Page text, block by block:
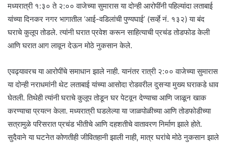
मध्यरात्री १:३० ते २:०० वाजेच्या सुमारास या दोन्ही आरोपींनी पहिल्यांदा लताबाई
यांच्या दिनकर नगर भागातील ‘आई-वडिलांची पुण्यघाई’ (सर्व्हे नं. १३२) या बंद
घराचे कुलूप तोडले. त्यांनी घरात प्रवेश करून साहित्याची प्रचंड तोडफोड केली
आणि घरात आग लावून देऊन मोठे नुकसान केले.
एवढ्यावरच या आरोपींचे समाधान झाले नाही. यानंतर रात्री २:०० वाजेच्या सुमारास
या दोन्ही नराधमांनी थेट लताबाई यांच्या आसोदा रोडवरील दुसऱ्या मुख्य घराकडे धाव
घेतली. तिथेही त्यांनी घराचे कुलूप तोडून घर पेटवून देण्याचा आणि जाळून खाक
करण्याचा प्रयत्न केला. मध्यरात्री घडलेल्या या जाळपोळीच्या आणि तोडफोडीच्या
सत्रामुळे परिसरात प्रचंड भीतीचे आणि दहशतीचे वातावरण निर्माण झाले होते.
सुदैवाने या घटनेत कोणतीही जीवितहानी झाली नाही, मात्र घरांचे मोठे नुकसान झाले